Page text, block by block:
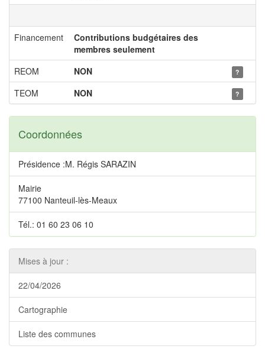
Financement
Contributions budgétaires des
membres seulement
REOM
NON ?
TEOM NON ?
Coordonnées
Présidence :M. Régis SARAZIN
Mairie
77100 Nanteuil-lès-Meaux
Tél.: 01 60 23 06 10
Mises à jour :
22/04/2026
Cartographie
Liste des communes